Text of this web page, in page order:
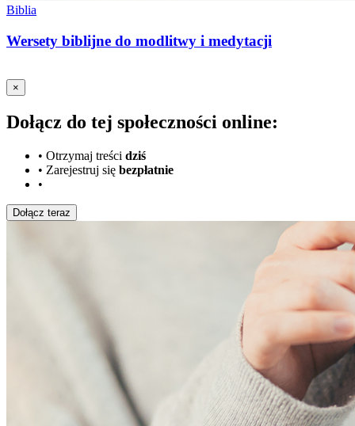
Biblia
Wersety biblijne do modlitwy i medytacji
×
Dołącz do tej społeczności online:
• Otrzymaj treści dziś
• Zarejestruj się bezpłatnie
•
Dołącz teraz